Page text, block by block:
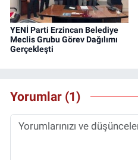
YENİ Parti Erzincan Belediye
Meclis Grubu Görev Dağılımı
Gerçekleşti
Yorumlar (1)